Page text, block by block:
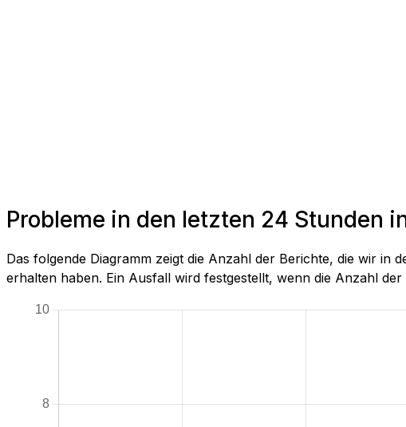
Probleme in den letzten 24 Stunden
Das folgende Diagramm zeigt die Anzahl der Berichte, die wir
erhalten haben. Ein Ausfall wird festgestellt, wenn die Anzahl